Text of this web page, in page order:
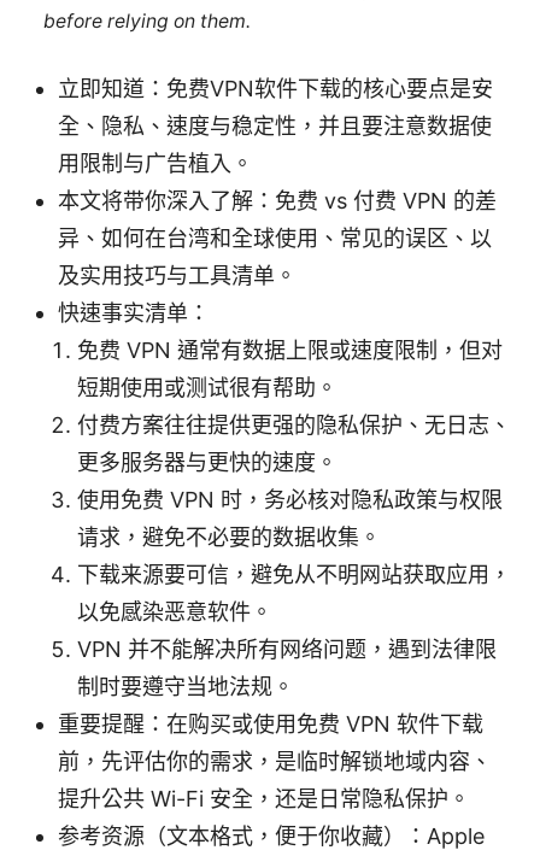
before relying on them.
立即知道：免费VPN软件下载的核心要点是安
全、隐私、速度与稳定性，并且要注意数据使
用限制与广告植入。
本文将带你深入了解：免费 vs 付费 VPN 的差
异、如何在台湾和全球使用、常见的误区、以
及实用技巧与工具清单。
快速事实清单：
免费 VPN 通常有数据上限或速度限制，但对
短期使用或测试很有帮助。
付费方案往往提供更强的隐私保护、无日志、
更多服务器与更快的速度。
使用免费 VPN 时，务必核对隐私政策与权限
请求，避免不必要的数据收集。
下载来源要可信，避免从不明网站获取应用，
以免感染恶意软件。
VPN 并不能解决所有网络问题，遇到法律限
制时要遵守当地法规。
重要提醒：在购买或使用免费 VPN 软件下载
前，先评估你的需求，是临时解锁地域内容、
提升公共 Wi-Fi 安全，还是日常隐私保护。
参考资源（文本格式，便于你收藏）：Apple